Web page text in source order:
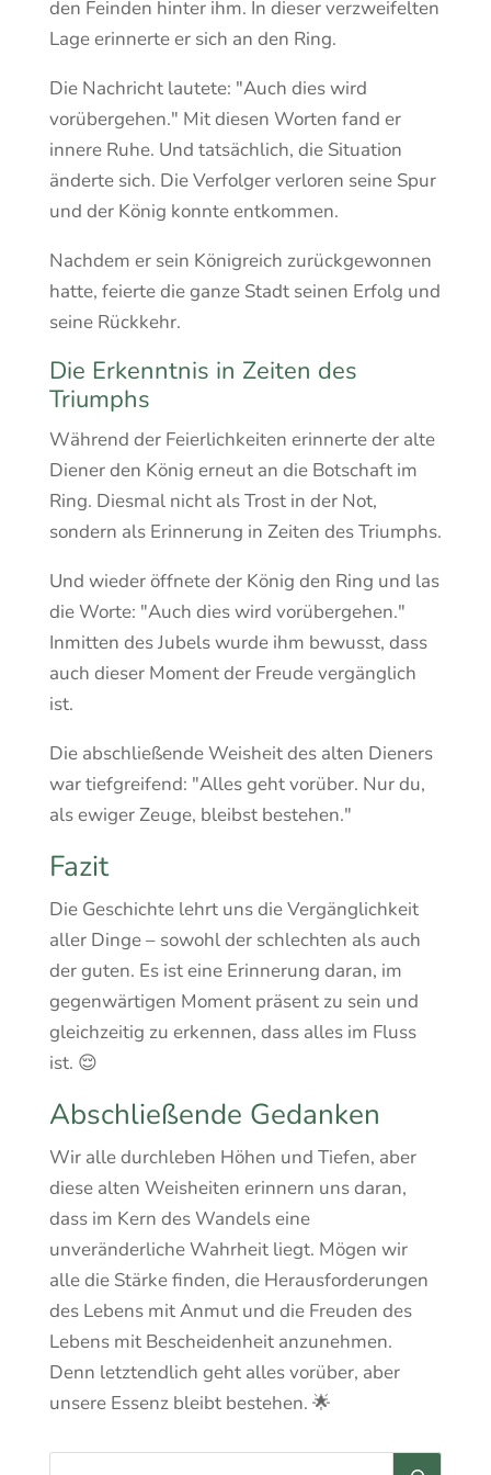
den Feinden hinter ihm. In dieser verzweifelten
Lage erinnerte er sich an den Ring.
Die Nachricht lautete: "Auch dies wird
vorübergehen." Mit diesen Worten fand er
innere Ruhe. Und tatsächlich, die Situation
änderte sich. Die Verfolger verloren seine Spur
und der König konnte entkommen.
Nachdem er sein Königreich zurückgewonnen
hatte, feierte die ganze Stadt seinen Erfolg und
seine Rückkehr.
Die Erkenntnis in Zeiten des
Triumphs
Während der Feierlichkeiten erinnerte der alte
Diener den König erneut an die Botschaft im
Ring. Diesmal nicht als Trost in der Not,
sondern als Erinnerung in Zeiten des Triumphs.
Und wieder öffnete der König den Ring und las
die Worte: "Auch dies wird vorübergehen."
Inmitten des Jubels wurde ihm bewusst, dass
auch dieser Moment der Freude vergänglich
ist.
Die abschließende Weisheit des alten Dieners
war tiefgreifend: "Alles geht vorüber. Nur du,
als ewiger Zeuge, bleibst bestehen."
Fazit
Die Geschichte lehrt uns die Vergänglichkeit
aller Dinge – sowohl der schlechten als auch
der guten. Es ist eine Erinnerung daran, im
gegenwärtigen Moment präsent zu sein und
gleichzeitig zu erkennen, dass alles im Fluss
ist. 😌
Abschließende Gedanken
Wir alle durchleben Höhen und Tiefen, aber
diese alten Weisheiten erinnern uns daran,
dass im Kern des Wandels eine
unveränderliche Wahrheit liegt. Mögen wir
alle die Stärke finden, die Herausforderungen
des Lebens mit Anmut und die Freuden des
Lebens mit Bescheidenheit anzunehmen.
Denn letztendlich geht alles vorüber, aber
unsere Essenz bleibt bestehen. 🌟